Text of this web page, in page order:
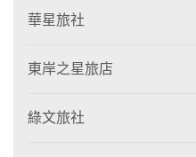
華星旅社
東岸之星旅店
綠文旅社